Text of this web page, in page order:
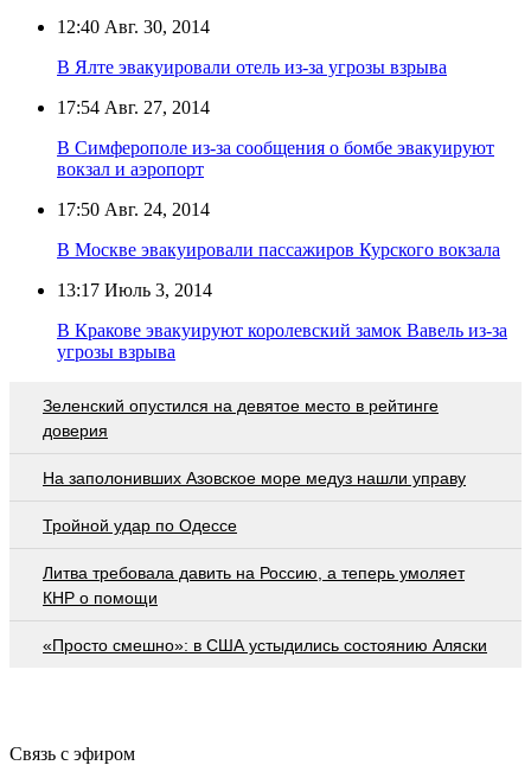
12:40 Авг. 30, 2014
В Ялте эвакуировали отель из-за угрозы взрыва
17:54 Авг. 27, 2014
В Симферополе из-за сообщения о бомбе эвакуируют
вокзал и аэропорт
17:50 Авг. 24, 2014
В Москве эвакуировали пассажиров Курского вокзала
13:17 Июль 3, 2014
В Кракове эвакуируют королевский замок Вавель из-за
угрозы взрыва
Зеленский опустился на девятое место в рейтинге
доверия
На заполонивших Азовское море медуз нашли управу
Тройной удар по Одессe
Литва требовала давить на Россию, а теперь умоляет
КНР о помощи
«Просто смешно»: в США устыдились состоянию Аляски
Связь с эфиром